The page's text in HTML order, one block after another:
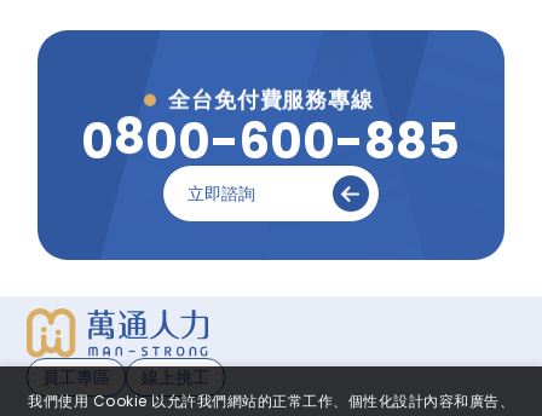
全台免付費服務專線
0800-600-885
立即諮詢
員工專區 線上挑工
我們使用 Cookie 以允許我們網站的正常工作、個性化設計內容和廣告、